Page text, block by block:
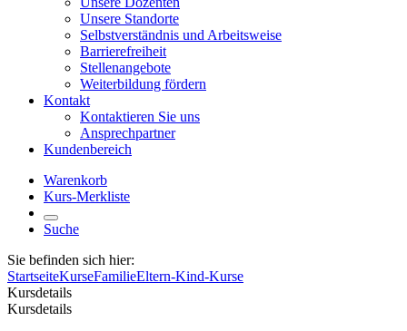
Unsere Standorte
Selbstverständnis und Arbeitsweise
Barrierefreiheit
Stellenangebote
Weiterbildung fördern
Kontakt
Kontaktieren Sie uns
Ansprechpartner
Kundenbereich
Warenkorb
Kurs-Merkliste
Suche
Sie befinden sich hier:
StartseiteKurseFamilieEltern-Kind-Kurse
Kursdetails
Kursdetails